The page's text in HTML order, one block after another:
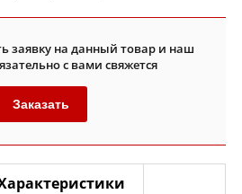
заявку на данный товар и наш
с вами свяжется
Заказать